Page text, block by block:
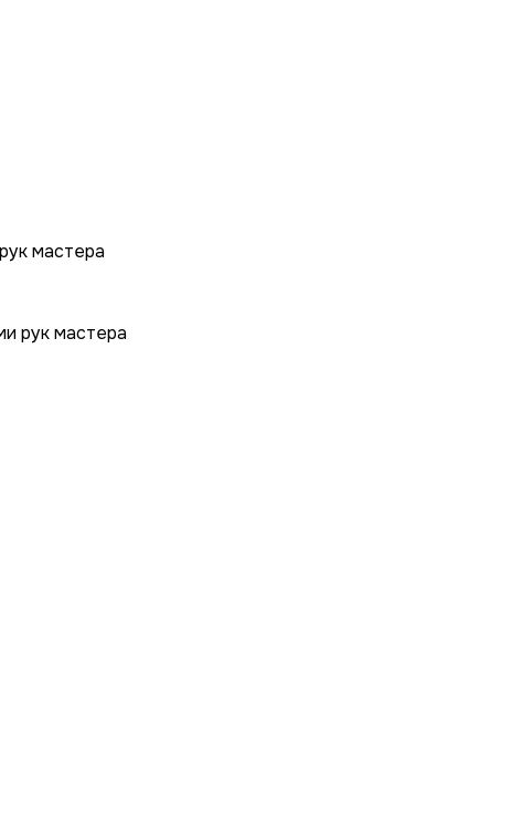
мастера
рук мастера